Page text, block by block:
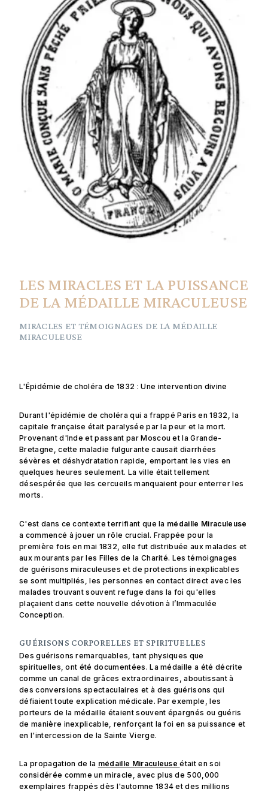
LES MIRACLES ET LA PUISSANCE
DE LA MÉDAILLE MIRACULEUSE
MIRACLES ET TÉMOIGNAGES DE LA MÉDAILLE
MIRACULEUSE
L'Épidémie de choléra de 1832 : Une intervention divine
Durant l'épidémie de choléra qui a frappé Paris en 1832, la
capitale française était paralysée par la peur et la mort.
Provenant d'Inde et passant par Moscou et la Grande-
Bretagne, cette maladie fulgurante causait diarrhées
sévères et déshydratation rapide, emportant les vies en
quelques heures seulement. La ville était tellement
désespérée que les cercueils manquaient pour enterrer les
morts.
C'est dans ce contexte terrifiant que la médaille Miraculeuse
a commencé à jouer un rôle crucial. Frappée pour la
première fois en mai 1832, elle fut distribuée aux malades et
aux mourants par les Filles de la Charité. Les témoignages
de guérisons miraculeuses et de protections inexplicables
se sont multipliés, les personnes en contact direct avec les
malades trouvant souvent refuge dans la foi qu'elles
plaçaient dans cette nouvelle dévotion à l’Immaculée
Conception.
GUÉRISONS CORPORELLES ET SPIRITUELLES
Des guérisons remarquables, tant physiques que
spirituelles, ont été documentées. La médaille a été décrite
comme un canal de grâces extraordinaires, aboutissant à
des conversions spectaculaires et à des guérisons qui
défiaient toute explication médicale. Par exemple, les
porteurs de la médaille étaient souvent épargnés ou guéris
de manière inexplicable, renforçant la foi en sa puissance et
en l'intercession de la Sainte Vierge.
La propagation de la médaille Miraculeuse était en soi
considérée comme un miracle, avec plus de 500,000
exemplaires frappés dès l'automne 1834 et des millions